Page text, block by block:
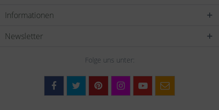
Informationen
Newsletter
Folge uns unter: